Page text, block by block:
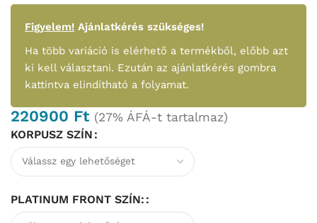
Figyelem! Ajánlatkérés szükséges!
Ha több variáció is elérhető a termékből, előbb azt
ki kell választani. Ezután az ajánlatkérés gombra
kattintva elindítható a folyamat.
220900 Ft (27% ÁFÁ-t tartalmaz)
KORPUSZ SZÍN
PLATINUM FRONT SZÍN: